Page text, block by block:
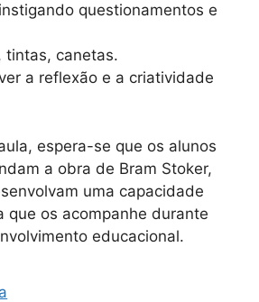
questionamentos e
tintas, canetas.
a reflexão e a criatividade
espera-se que os alunos
a obra de Bram Stoker,
uma capacidade
que os acompanhe durante
educacional.